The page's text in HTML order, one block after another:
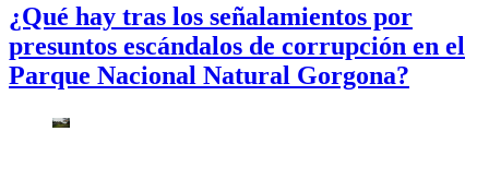
¿Qué hay tras los señalamientos por
presuntos escándalos de corrupción en el
Parque Nacional Natural Gorgona?